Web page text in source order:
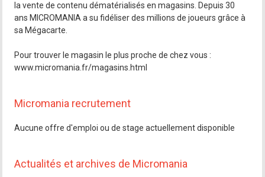
la vente de contenu dématérialisés en magasins. Depuis 30
ans MICROMANIA a su fidéliser des millions de joueurs grâce à
sa Mégacarte.
Pour trouver le magasin le plus proche de chez vous :
www.micromania.fr/magasins.html
Micromania recrutement
Aucune offre d'emploi ou de stage actuellement disponible
Actualités et archives de Micromania